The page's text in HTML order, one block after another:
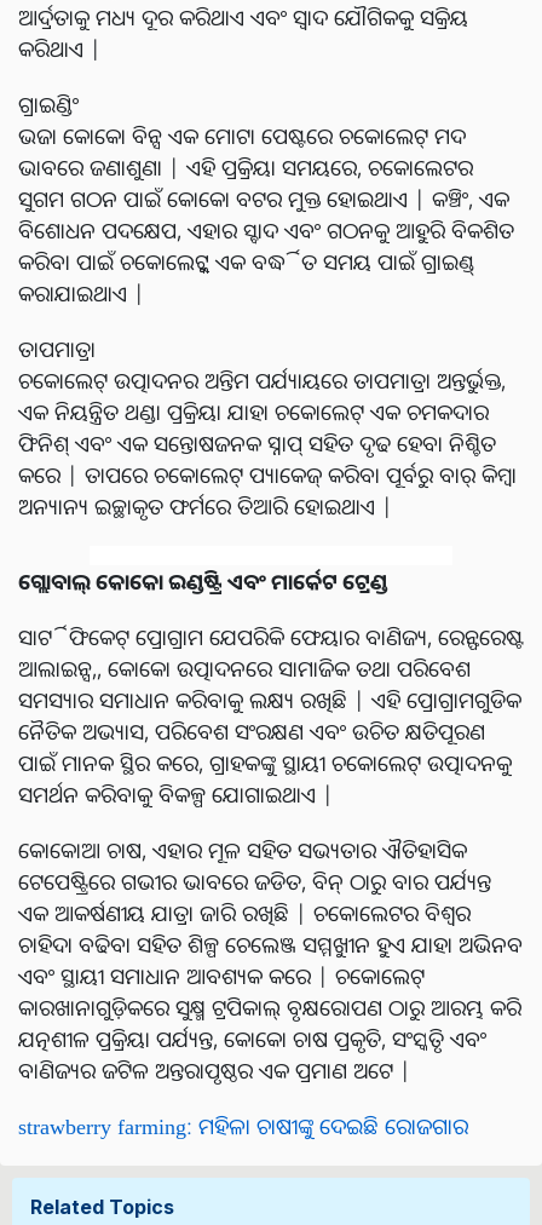
ଆର୍ଦ୍ରତାକୁ ମଧ୍ୟ ଦୂର କରିଥାଏ ଏବଂ ସ୍ୱାଦ ଯୌଗିକକୁ ସକ୍ରିୟ
କରିଥାଏ |
ଗ୍ରାଇଣ୍ଡିଂ
ଭଜା କୋକୋ ବିନ୍ସ ଏକ ମୋଟା ପେଷ୍ଟରେ ଚକୋଲେଟ୍ ମଦ
ଭାବରେ ଜଣାଶୁଣା | ଏହି ପ୍ରକ୍ରିୟା ସମୟରେ, ଚକୋଲେଟର
ସୁଗମ ଗଠନ ପାଇଁ କୋକୋ ବଟର ମୁକ୍ତ ହୋଇଥାଏ | କଞ୍ଚିଂ, ଏକ
ବିଶୋଧନ ପଦକ୍ଷେପ, ଏହାର ସ୍ବାଦ ଏବଂ ଗଠନକୁ ଆହୁରି ବିକଶିତ
କରିବା ପାଇଁ ଚକୋଲେଟ୍କୁ ଏକ ବର୍ଦ୍ଧିତ ସମୟ ପାଇଁ ଗ୍ରାଇଣ୍ଡ୍
କରାଯାଇଥାଏ |
ତାପମାତ୍ରା
ଚକୋଲେଟ୍ ଉତ୍ପାଦନର ଅନ୍ତିମ ପର୍ଯ୍ୟାୟରେ ତାପମାତ୍ରା ଅନ୍ତର୍ଭୁକ୍ତ,
ଏକ ନିୟନ୍ତ୍ରିତ ଥଣ୍ଡା ପ୍ରକ୍ରିୟା ଯାହା ଚକୋଲେଟ୍ ଏକ ଚମକଦାର
ଫିନିଶ୍ ଏବଂ ଏକ ସନ୍ତୋଷଜନକ ସ୍ନାପ୍ ସହିତ ଦୃଢ ହେବା ନିଶ୍ଚିତ
କରେ | ତାପରେ ଚକୋଲେଟ୍ ପ୍ୟାକେଜ୍ କରିବା ପୂର୍ବରୁ ବାର୍ କିମ୍ବା
ଅନ୍ୟାନ୍ୟ ଇଚ୍ଛାକୃତ ଫର୍ମରେ ତିଆରି ହୋଇଥାଏ |
ଗ୍ଲୋବାଲ୍ କୋକୋ ଇଣ୍ଡଷ୍ଟ୍ରି ଏବଂ ମାର୍କେଟ ଟ୍ରେଣ୍ଡ
ସାର୍ଟିଫିକେଟ୍ ପ୍ରୋଗ୍ରାମ ଯେପରିକି ଫେୟାର ବାଣିଜ୍ୟ, ରେନ୍ଫରେଷ୍ଟ
ଆଲାଇନ୍ସ,, କୋକୋ ଉତ୍ପାଦନରେ ସାମାଜିକ ତଥା ପରିବେଶ
ସମସ୍ୟାର ସମାଧାନ କରିବାକୁ ଲକ୍ଷ୍ୟ ରଖିଛି | ଏହି ପ୍ରୋଗ୍ରାମଗୁଡିକ
ନୈତିକ ଅଭ୍ୟାସ, ପରିବେଶ ସଂରକ୍ଷଣ ଏବଂ ଉଚିତ କ୍ଷତିପୂରଣ
ପାଇଁ ମାନକ ସ୍ଥିର କରେ, ଗ୍ରାହକଙ୍କୁ ସ୍ଥାୟୀ ଚକୋଲେଟ୍ ଉତ୍ପାଦନକୁ
ସମର୍ଥନ କରିବାକୁ ବିକଳ୍ପ ଯୋଗାଇଥାଏ |
କୋକୋଆ ଚାଷ, ଏହାର ମୂଳ ସହିତ ସଭ୍ୟତାର ଐତିହାସିକ
ଟେପେଷ୍ଟ୍ରିରେ ଗଭୀର ଭାବରେ ଜଡିତ, ବିନ୍ ଠାରୁ ବାର ପର୍ଯ୍ୟନ୍ତ
ଏକ ଆକର୍ଷଣୀୟ ଯାତ୍ରା ଜାରି ରଖିଛି | ଚକୋଲେଟର ବିଶ୍ୱର
ଚାହିଦା ବଢିବା ସହିତ ଶିଳ୍ପ ଚେଲେଞ୍ଜ ସମ୍ମୁଖୀନ ହୁଏ ଯାହା ଅଭିନବ
ଏବଂ ସ୍ଥାୟୀ ସମାଧାନ ଆବଶ୍ୟକ କରେ | ଚକୋଲେଟ୍
କାରଖାନାଗୁଡ଼ିକରେ ସୁକ୍ଷ୍ମ ଟ୍ରପିକାଲ୍ ବୃକ୍ଷରୋପଣ ଠାରୁ ଆରମ୍ଭ କରି
ଯତ୍ନଶୀଳ ପ୍ରକ୍ରିୟା ପର୍ଯ୍ୟନ୍ତ, କୋକୋ ଚାଷ ପ୍ରକୃତି, ସଂସ୍କୃତି ଏବଂ
ବାଣିଜ୍ୟର ଜଟିଳ ଅନ୍ତରାପୃଷ୍ଠର ଏକ ପ୍ରମାଣ ଅଟେ |
strawberry farming: ମହିଳା ଚାଷୀଙ୍କୁ ଦେଇଛି ରୋଜଗାର
Related Topics